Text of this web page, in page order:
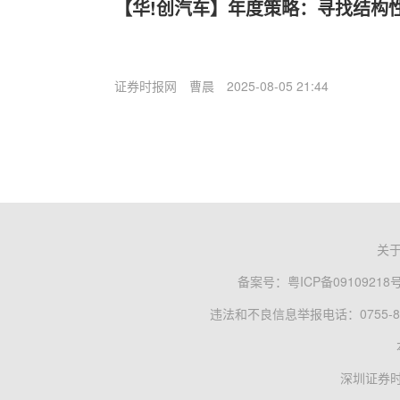
【华!创汽车】年度策略：寻找结
证券时报网 曹晨 2025-08-05 21:44
关
备案号： 粤ICP备09109218
违法和不良信息举报电话：0755-
深圳证券